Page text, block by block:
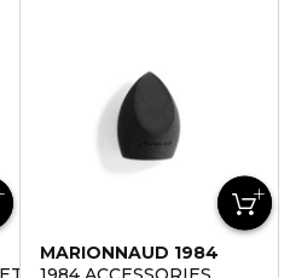
MARIONNAUD 1984